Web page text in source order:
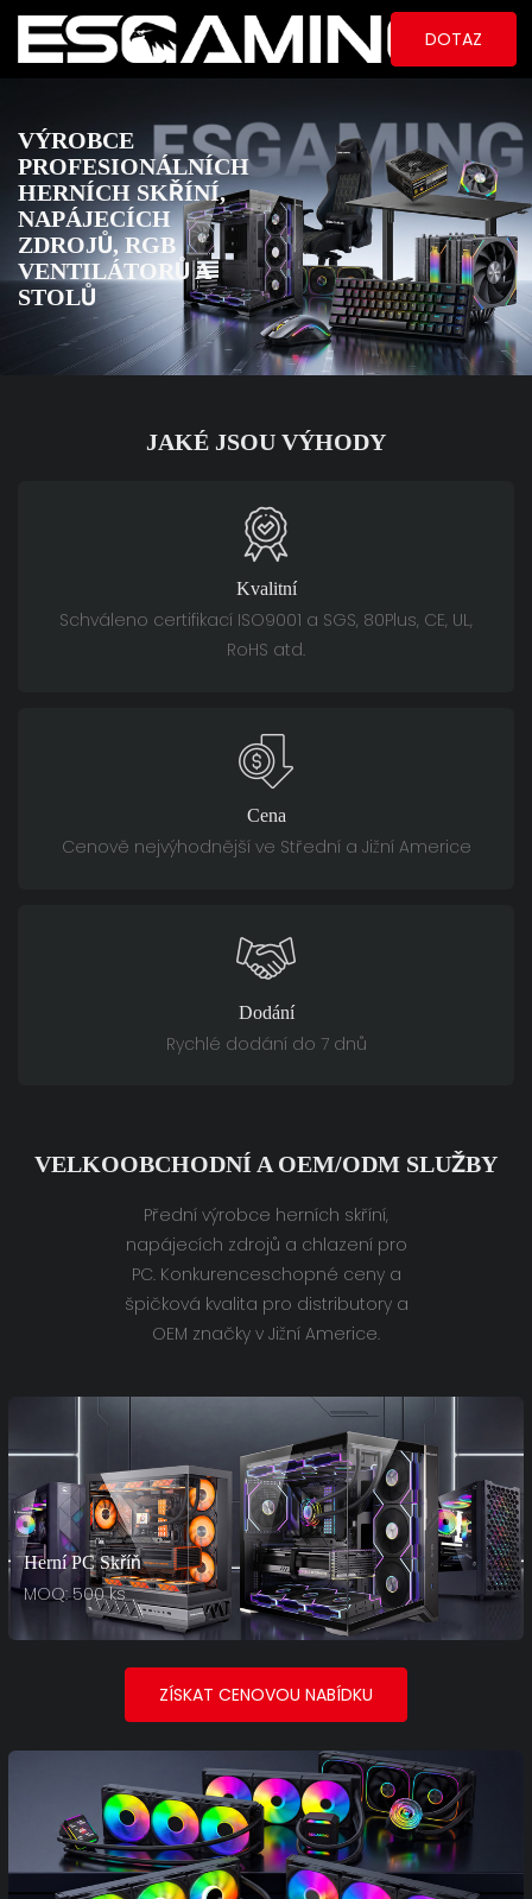
DOTAZ
VÝROBCE
PROFESIONÁLNÍCH
HERNÍCH SKŘÍNÍ,
NAPÁJECÍCH
ZDROJŮ, RGB
VENTILÁTORŮ A
STOLŮ
JAKÉ JSOU VÝHODY
Kvalitní
Schváleno certifikací ISO9001 a SGS, 80Plus, CE, UL,
RoHS atd.
Cena
Cenově nejvýhodnější ve Střední a Jižní Americe
Dodání
Rychlé dodání do 7 dnů
VELKOOBCHODNÍ A OEM/ODM SLUŽBY
Přední výrobce herních skříní,
napájecích zdrojů a chlazení pro
PC. Konkurenceschopné ceny a
špičková kvalita pro distributory a
OEM značky v Jižní Americe.
Herní PC Skříň
MOQ: 500 ks
ZÍSKAT CENOVOU NABÍDKU